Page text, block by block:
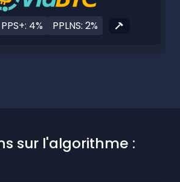
PPS+: 4% PPLNS: 2%
sur l'algorithme :